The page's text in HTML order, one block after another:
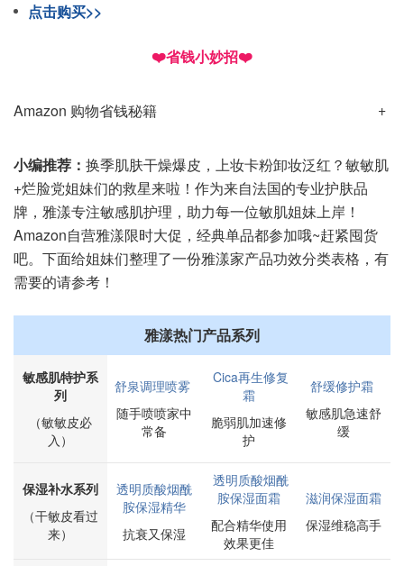
点击购买>>
❤️省钱小妙招❤️
Amazon 购物省钱秘籍
小编推荐： 换季肌肤干燥爆皮，上妆卡粉卸妆泛红？敏敏肌
+烂脸党姐妹们的救星来啦！作为来自法国的专业护肤品
牌，雅漾专注敏感肌护理，助力每一位敏肌姐妹上岸！
Amazon自营雅漾限时大促，经典单品都参加哦~赶紧囤货
吧。下面给姐妹们整理了一份雅漾家产品功效分类表格，有
需要的请参考！
雅漾热门产品系列
敏感肌特护系
列
（敏敏皮必
入）
舒泉调理喷雾
随手喷喷家中
常备
Cica再生修复
霜
脆弱肌加速修
护
舒缓修护霜
敏感肌急速舒
缓
保湿补水系列
（干敏皮看过
来）
透明质酸烟酰
胺保湿精华
抗衰又保湿
透明质酸烟酰
胺保湿面霜
配合精华使用
效果更佳
滋润保湿面霜
保湿维稳高手